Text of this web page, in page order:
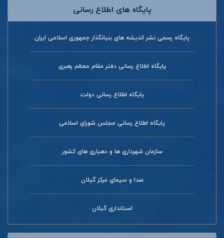
پایگاه های اطلاع رسانی
پایگاه رسمی نشر اندیشه های بنیانگذار جمهوری اسلامی ایران
پایگاه اطلاع رسانی دفتر مقام معظم رهبری
پایگاه اطلاع رسانی دولت
پایگاه اطلاع رسانی مجلس شورای اسلامی
سازمان شهرداری ها و دهیاری های کشور
صدا و سیمای مرکز گیلان
استانداری گیلان